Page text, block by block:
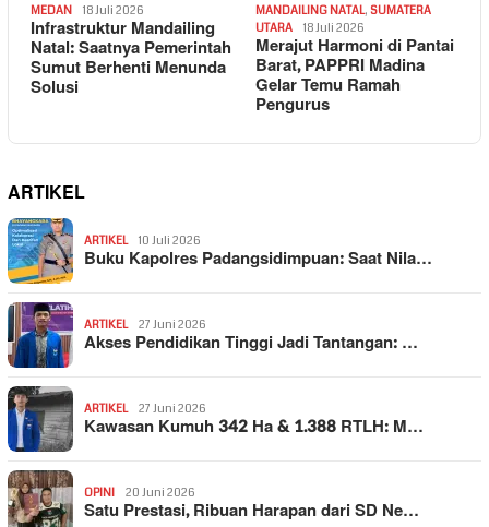
MEDAN 18 Juli 2026
Infrastruktur Mandailing
Natal: Saatnya Pemerintah
Sumut Berhenti Menunda
Solusi
MANDAILING NATAL, SUMATERA
UTARA
18 Juli 2026
Merajut Harmoni di Pantai
Barat, PAPPRI Madina
Gelar Temu Ramah
Pengurus
ARTIKEL
ARTIKEL 10 Juli 2026
Buku Kapolres Padangsidimpuan: Saat Nila…
ARTIKEL 27 Juni 2026
Akses Pendidikan Tinggi Jadi Tantangan: …
ARTIKEL 27 Juni 2026
Kawasan Kumuh 342 Ha & 1.388 RTLH: M…
OPINI 20 Juni 2026
Satu Prestasi, Ribuan Harapan dari SD Ne…